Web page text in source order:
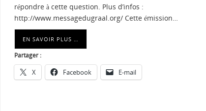
répondre à cette question. Plus d’infos :
http://www.messagedugraal.org/ Cette émission…
EN SAVOIR PLUS …
Partager :
X Facebook E-mail